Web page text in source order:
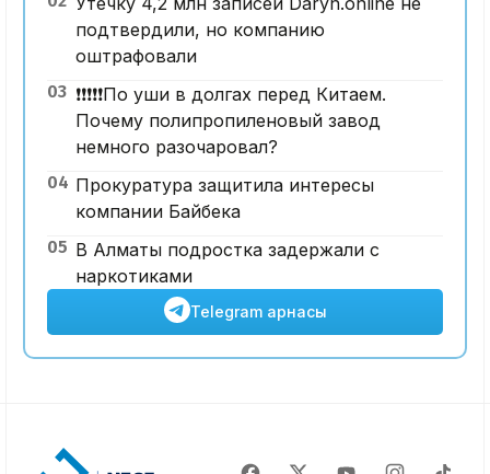
подтвердили, но компанию
оштрафовали
03 ❗️❗️❗️❗️❗️По уши в долгах перед Китаем.
Почему полипропиленовый завод
немного разочаровал?
04 Прокуратура защитила интересы
компании Байбека
05 В Алматы подростка задержали с
наркотиками
Telegram арнасы